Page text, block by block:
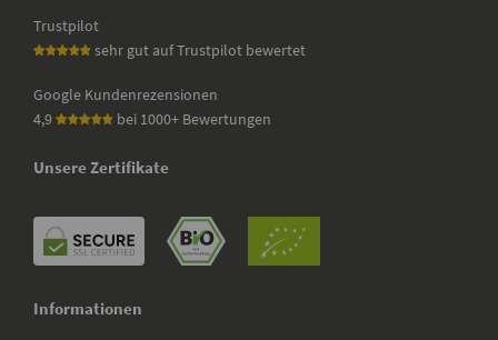
Trustpilot
sehr gut auf Trustpilot bewertet
Google Kundenrezensionen
4,9
bei 1000+ Bewertungen
Unsere Zertifikate
Informationen